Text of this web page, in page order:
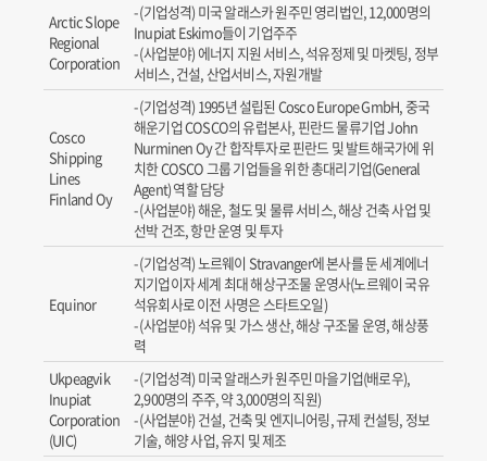
Arctic Slope
Regional
Corporation
(기업성격) 미국 알래스카 원주민 영리법인, 12,000명의
Inupiat Eskimo들이 기업주주
(사업분야) 에너지 지원 서비스, 석유정제 및 마켓팅, 정부
서비스, 건설, 산업서비스, 자원개발
Cosco
Shipping
Lines
Finland Oy
(기업성격) 1995년 설립된 Cosco Europe GmbH, 중국
해운기업 COSCO의 유럽본사, 핀란드 물류기업 John
Nurminen Oy 간 합작투자로 핀란드 및 발트해국가에 위
치한 COSCO 그룹 기업들을 위한 총대리기업(General
Agent) 역할 담당
(사업분야) 해운, 철도 및 물류 서비스, 해상 건축 사업 및
선박 건조, 항만 운영 및 투자
Equinor
(기업성격) 노르웨이 Stravanger에 본사를 둔 세계에너
지기업이자 세계 최대 해상구조물 운영사(노르웨이 국유
석유회사로 이전 사명은 스타트오일)
(사업분야) 석유 및 가스 생산, 해상 구조물 운영, 해상풍
력
Ukpeagvik
Inupiat
Corporation
(UIC)
(기업성격) 미국 알래스카 원주민 마을기업(배로우),
2,900명의 주주, 약 3,000명의 직원)
(사업분야) 건설, 건축 및 엔지니어링, 규제 컨설팅, 정보
기술, 해양 사업, 유지 및 제조